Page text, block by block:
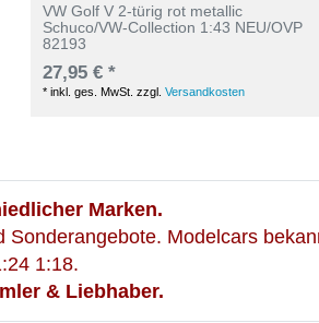
VW Golf V 2-türig rot metallic
Schuco/VW-Collection 1:43 NEU/OVP
82193
27,95 € *
*inkl. ges. MwSt. zzgl.Versandkosten
Marken.
Sonderangebote. Modelcars
1:18.
& Liebhaber.